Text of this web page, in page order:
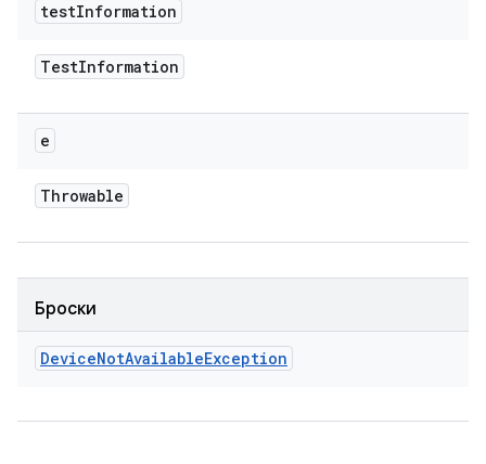
testInformation
TestInformation
e
Throwable
Броски
DeviceNotAvailableException